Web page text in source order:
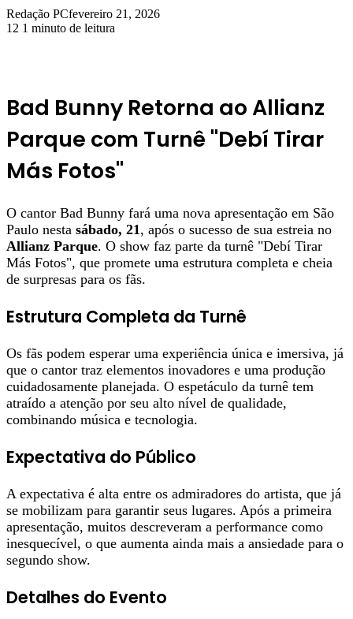
Redação PCfevereiro 21, 2026
12 1 minuto de leitura
Bad Bunny Retorna ao Allianz
Parque com Turnê "Debí Tirar
Más Fotos"
O cantor Bad Bunny fará uma nova apresentação em São
Paulo nesta sábado, 21 , após o sucesso de sua estreia no
Allianz Parque. O show faz parte da turnê "Debí Tirar
Más Fotos", que promete uma estrutura completa e cheia
de surpresas para os fãs.
Estrutura Completa da Turnê
Os fãs podem esperar uma experiência única e imersiva, já
que o cantor traz elementos inovadores e uma produção
cuidadosamente planejada. O espetáculo da turnê tem
atraído a atenção por seu alto nível de qualidade,
combinando música e tecnologia.
Expectativa do Público
A expectativa é alta entre os admiradores do artista, que já
se mobilizam para garantir seus lugares. Após a primeira
apresentação, muitos descreveram a performance como
inesquecível, o que aumenta ainda mais a ansiedade para o
segundo show.
Detalhes do Evento